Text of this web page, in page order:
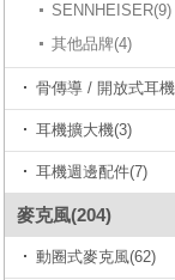
SENNHEISER(9)
其他品牌(4)
骨傳導 / 開放式耳
耳機擴大機(3)
耳機週邊配件(7)
麥克風(204)
動圈式麥克風(62)